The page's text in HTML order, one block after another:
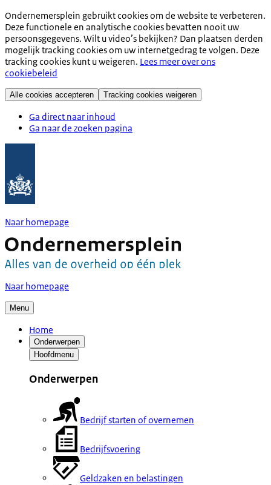
Ondernemersplein gebruikt cookies om de website te verbeteren.
Deze functionele en analytische cookies bevatten nooit uw
persoonsgegevens. Wilt u video’s bekijken? Dan plaatsen derden
mogelijk tracking cookies om uw internetgedrag te volgen. Deze
tracking cookies kunt u weigeren. Lees meer over ons
cookiebeleid
Alle cookies accepteren Tracking cookies weigeren
Ga direct naar inhoud
Ga naar de zoeken pagina
Naar homepage
Naar homepage
Menu
Home
Onderwerpen
Hoofdmenu
Onderwerpen
Bedrijf starten of overnemen
Bedrijfsvoering
Geldzaken en belastingen